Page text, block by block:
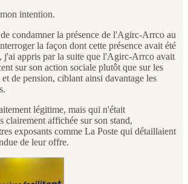
intention.
condamner la présence de l'Agirc-Arrco au
la façon dont cette présence avait été
j'ai appris par la suite que l'Agirc-Arrco avait
sur son action sociale plutôt que sur les
de pension, ciblant ainsi davantage les
légitime, mais qui n'était
clairement affichée sur son stand,
exposants comme La Poste qui détaillaient
de leur offre.